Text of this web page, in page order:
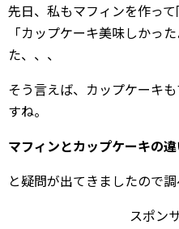
先日、私もマフィンを作っ
「カップケーキ美味しかっ
た、、、
そう言えば、カップケーキ
すね。
マフィンとカップケーキの
と疑問が出てきましたので調
スポン